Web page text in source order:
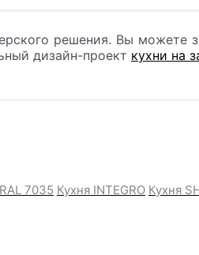
решения. Вы можете
дизайн-проект кухни на
7035 Кухня INTEGRO Кухня